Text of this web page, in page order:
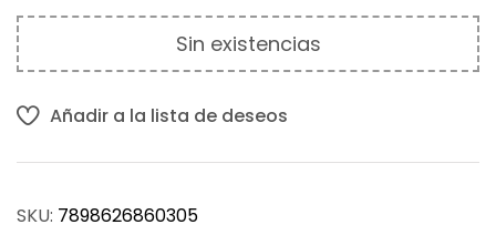
Sin existencias
Añadir a la lista de deseos
SKU: 7898626860305